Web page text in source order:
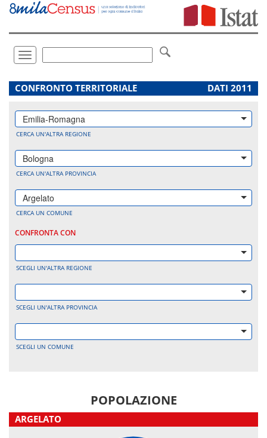
Vai
direttamente
Toggle
navigation
.
CONFRONTO TERRITORIALE DATI 2011
Emilia-Romagna
CERCA UN'ALTRA REGIONE
Bologna
CERCA UN'ALTRA PROVINCIA
Argelato
CERCA UN COMUNE
CONFRONTA CON
SCEGLI UN'ALTRA REGIONE
SCEGLI UN'ALTRA PROVINCIA
SCEGLI UN COMUNE
POPOLAZIONE
ARGELATO